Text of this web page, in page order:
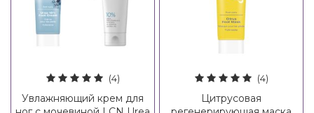
(4)
Увлажняющий крем для
(4)
Цитрусовая